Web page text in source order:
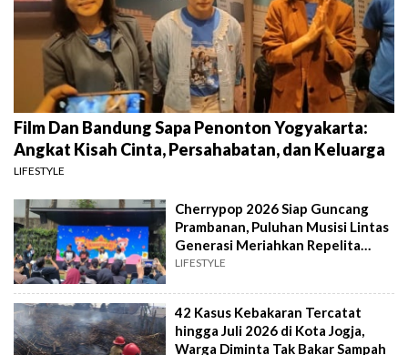
Film Dan Bandung Sapa Penonton Yogyakarta:
Angkat Kisah Cinta, Persahabatan, dan Keluarga
LIFESTYLE
Cherrypop 2026 Siap Guncang
Prambanan, Puluhan Musisi Lintas
Generasi Meriahkan Repelita
Musik
LIFESTYLE
42 Kasus Kebakaran Tercatat
hingga Juli 2026 di Kota Jogja,
Warga Diminta Tak Bakar Sampah